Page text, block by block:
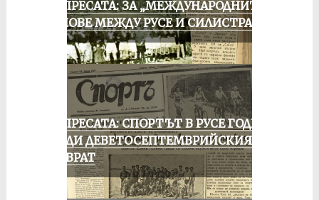
ОТ ПРЕСАТА: ЗА „МЕЖДУНАРОДНИТЕ“
МАЧОВЕ МЕЖДУ РУСЕ И СИЛИСТРА
ОТ ПРЕСАТА: СПОРТЪТ В РУСЕ ГОДИНА
ПРЕДИ ДЕВЕТОСЕПТЕМВРИЙСКИЯ
ПРЕВРАТ